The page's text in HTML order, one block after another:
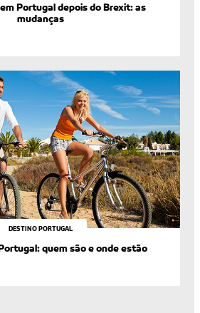
Portugal depois do Brexit: as
mudanças
DESTINO PORTUGAL
quem são e onde estão